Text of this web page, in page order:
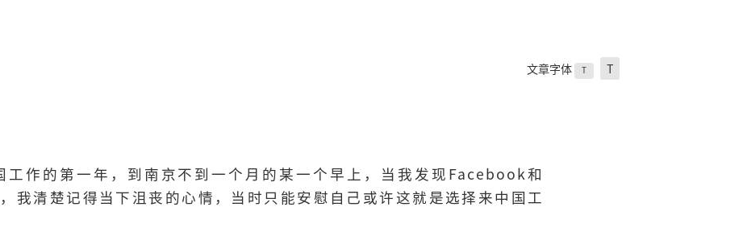
文章字体 T T
工作的第一年，到南京不到一个月的某一个早上，当我发现Facebook和
我清楚记得当下沮丧的心情，当时只能安慰自己或许这就是选择来中国工